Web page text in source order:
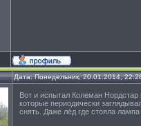
Дата: Понедельник, 20.01.2014,
Вот и испытал Колеман Нордстар
которые периодически
снять. Даже лёд где стояла